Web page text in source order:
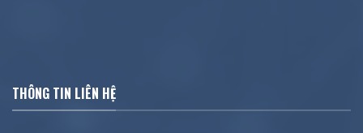
THÔNG TIN LIÊN HỆ